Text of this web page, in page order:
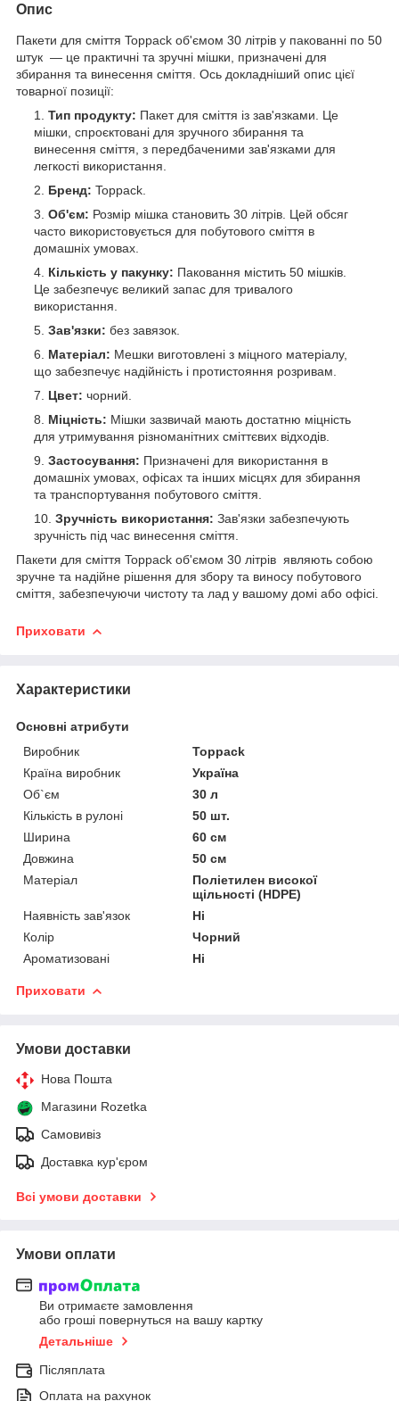
Опис
Пакети для сміття Toppack об'ємом 30 літрів у пакованні по 50
штук — це практичні та зручні мішки, призначені для
збирання та винесення сміття. Ось докладніший опис цієї
товарної позиції:
Тип продукту: Пакет для сміття із зав'язками. Це
мішки, спроєктовані для зручного збирання та
винесення сміття, з передбаченими зав'язками для
легкості використання.
Бренд: Toppack.
Об'єм: Розмір мішка становить 30 літрів. Цей обсяг
часто використовується для побутового сміття в
домашніх умовах.
Кількість у пакунку: Паковання містить 50 мішків.
Це забезпечує великий запас для тривалого
використання.
Зав'язки: без завязок.
Матеріал: Мешки виготовлені з міцного матеріалу,
що забезпечує надійність і протистояння розривам.
Цвет: чорний.
Міцність: Мішки зазвичай мають достатню міцність
для утримування різноманітних сміттєвих відходів.
Застосування: Призначені для використання в
домашніх умовах, офісах та інших місцях для збирання
та транспортування побутового сміття.
Зручність використання: Зав'язки забезпечують
зручність під час винесення сміття.
Пакети для сміття Toppack об'ємом 30 літрів являють собою
зручне та надійне рішення для збору та виносу побутового
сміття, забезпечуючи чистоту та лад у вашому домі або офісі.
Приховати
Характеристики
Основні атрибути
Виробник
Toppack
Країна виробник
Україна
Об`єм
30 л
Кількість в рулоні
50 шт.
Ширина
60 см
Довжина
50 см
Матеріал
Поліетилен високої
щільності (HDPE)
Наявність зав'язок
Ні
Колір
Чорний
Ароматизовані
Ні
Приховати
Умови доставки
Нова Пошта
Магазини Rozetka
Самовивіз
Доставка кур'єром
Всі умови доставки
Умови оплати
Ви отримаєте замовлення
або гроші повернуться на вашу картку
Детальніше
Післяплата
Оплата на рахунок